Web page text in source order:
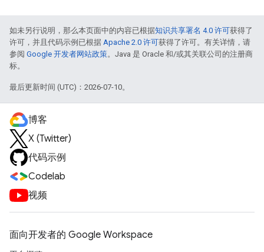
如未另行说明，那么本页面中的内容已根据知识共享署名 4.0 许可获得了
许可，并且代码示例已根据 Apache 2.0 许可获得了许可。有关详情，请
参阅 Google 开发者网站政策。Java 是 Oracle 和/或其关联公司的注册商
标。
最后更新时间 (UTC)：2026-07-10。
博客
X (Twitter)
代码示例
Codelab
视频
面向开发者的 Google Workspace